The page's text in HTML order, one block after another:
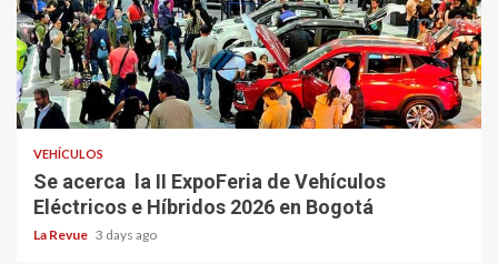
VEHÍCULOS
Se acerca la II ExpoFeria de Vehículos
Eléctricos e Híbridos 2026 en Bogotá
La Revue 3 days ago